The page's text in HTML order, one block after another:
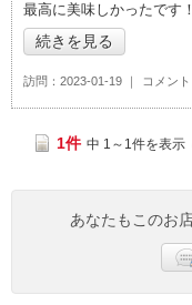
つばちゃんの「(有)マル
最高に美味しかったです！
続きを見る
訪問 2023-01-19 コメント
1件 中 1～1件を表示
あなたもこのお